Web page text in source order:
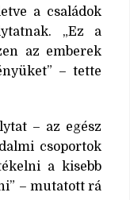
a családok
„Ez a
az emberek
– tette
– az egész
csoportok
a kisebb
– mutatott rá